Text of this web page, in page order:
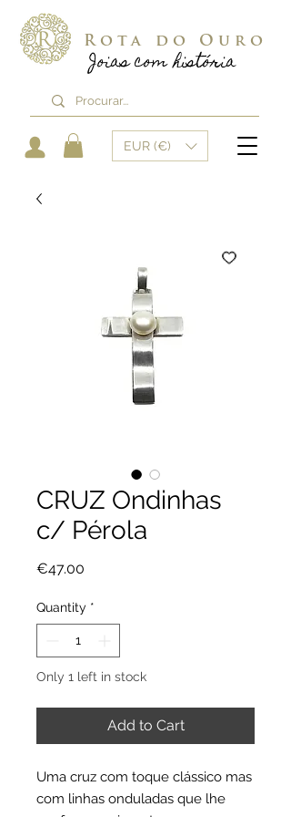
Joias com história
Rota do Ouro
EUR (€)
CRUZ Ondinhas
c/ Pérola
€47.00
Quantity *
Only 1 left in stock
Add to Cart
Uma cruz com toque clássico mas
com linhas onduladas que lhe